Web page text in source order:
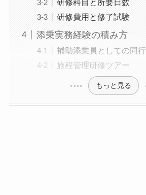
研修科目と所要日数
研修費用と修了試験
添乗実務経験の積み方
補助添乗員としての同行
旅程管理研修ツアー
もっと見る